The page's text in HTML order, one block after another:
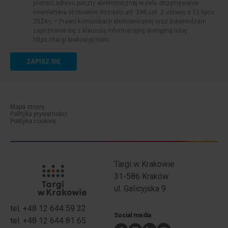
postaci adresu poczty elektronicznej w celu otrzymywania
newslettera stosownie do treści art. 398 ust. 2 ustawy z 12 lipca
2024 r. – Prawo komunikacji elektronicznej oraz potwierdzam
zapoznanie się z klauzulą informacyjną dostępną tutaj:
https://targi.krakow.pl/rodo
ZAPISZ SIĘ
menu-dolne-cookies
Mapa strony
Polityka prywatności
Polityka cookies
expo info
Targi w Krakowie
31-586 Kraków
ul. Galicyjska 9
expo kontakt
tel. +48 12 644 59 32
tel. +48 12 644 81 65
Social media